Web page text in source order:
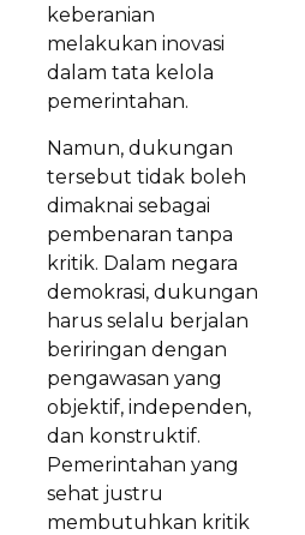
keberanian
melakukan inovasi
dalam tata kelola
pemerintahan.
Namun, dukungan
tersebut tidak boleh
dimaknai sebagai
pembenaran tanpa
kritik. Dalam negara
demokrasi, dukungan
harus selalu berjalan
beriringan dengan
pengawasan yang
objektif, independen,
dan konstruktif.
Pemerintahan yang
sehat justru
membutuhkan kritik